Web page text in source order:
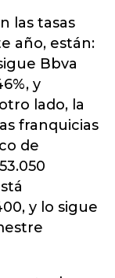
las tasas
año, están:
Bbva
y
lado, la
franquicias
de
y lo sigue